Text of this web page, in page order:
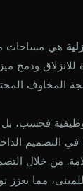
هي مساحات
ودمج
فحسب، بل
في التصميم
من خلال